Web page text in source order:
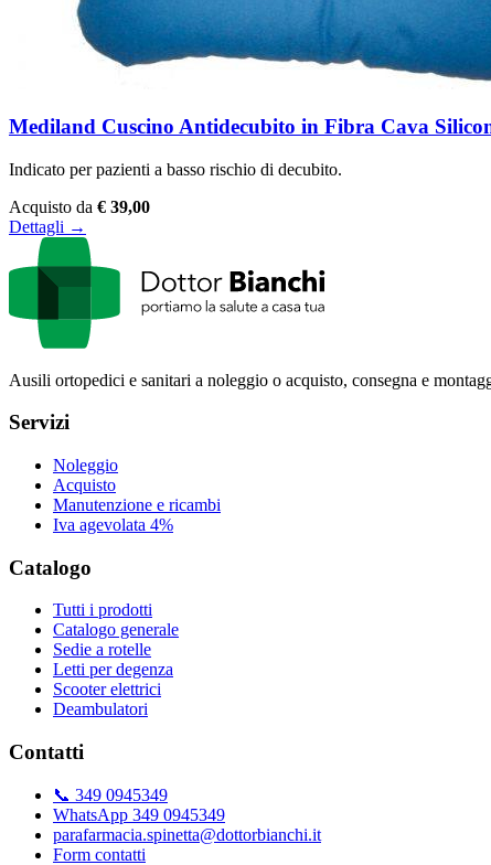
Mediland Cuscino Antidecubito in Fibra Cava
Indicato per pazienti a basso rischio di decubito.
Acquisto da € 39,00
Dettagli →
Ausili ortopedici e sanitari a noleggio o acquisto, consegna e
Servizi
Noleggio
Acquisto
Manutenzione e ricambi
Iva agevolata 4%
Catalogo
Tutti i prodotti
Catalogo generale
Sedie a rotelle
Letti per degenza
Scooter elettrici
Deambulatori
Contatti
📞 349 0945349
WhatsApp 349 0945349
parafarmacia.spinetta@dottorbianchi.it
Form contatti